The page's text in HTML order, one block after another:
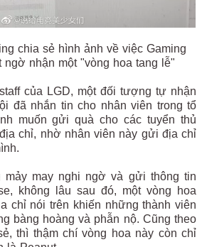
chia sẻ hình ảnh về việc Gaming
ngờ nhận một "vòng hoa tang lễ"
của LGD, một đối tượng tự nhận
đã nhắn tin cho nhân viên trong tổ
muốn gửi quà cho các tuyển thủ
chỉ, nhờ nhân viên này gửi địa chỉ
mảy may nghi ngờ và gửi thông tin
không lâu sau đó, một vòng hoa
chỉ nói trên khiến những thành viên
bàng hoàng và phẫn nộ. Cũng theo
thì thậm chí vòng hoa này còn chỉ